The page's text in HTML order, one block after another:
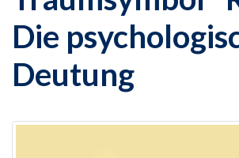
Die
Deutung